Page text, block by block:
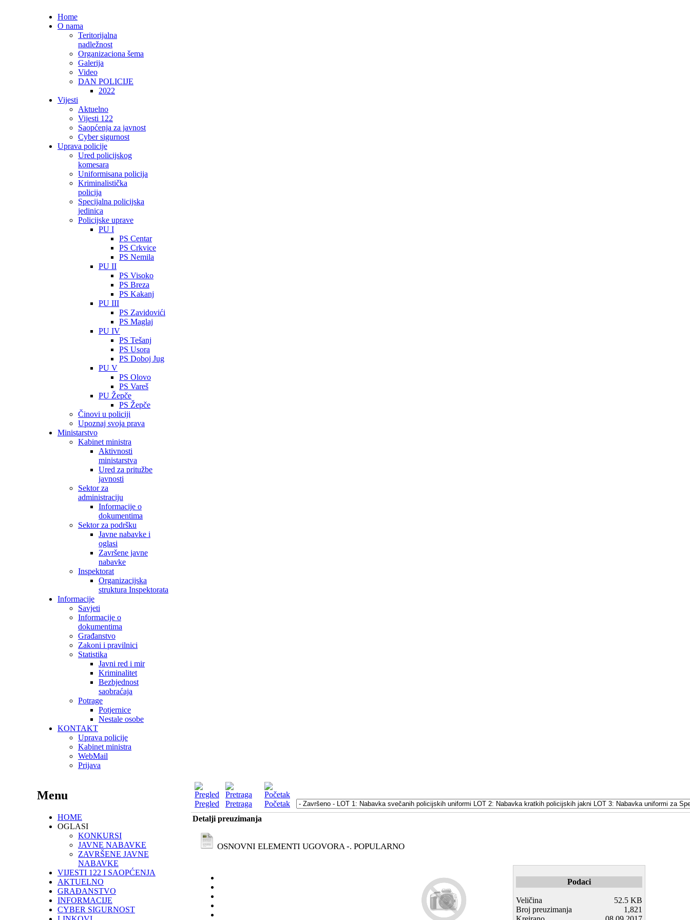
Home
O nama
Teritorijalna
nadležnost
Organizaciona šema
Galerija
Video
DAN POLICIJE
2022
Vijesti
Aktuelno
Vijesti 122
Saopćenja za javnost
Cyber sigurnost
Uprava policije
Ured policijskog
komesara
Uniformisana policija
Kriminalistička
policija
Specijalna policijska
jedinica
Policijske uprave
PU I
PS Centar
PS Crkvice
PS Nemila
PU II
PS Visoko
PS Breza
PS Kakanj
PU III
PS Zavidovići
PS Maglaj
PU IV
PS Tešanj
PS Usora
PS Doboj Jug
PU V
PS Olovo
PS Vareš
PU Žepče
PS Žepče
Činovi u policiji
Upoznaj svoja prava
Ministarstvo
Kabinet ministra
Aktivnosti
ministarstva
Ured za pritužbe
javnosti
Sektor za
administraciju
Informacije o
dokumentima
Sektor za podršku
Javne nabavke i
oglasi
Završene javne
nabavke
Inspektorat
Organizacijska
struktura Inspektorata
Informacije
Savjeti
Informacije o
dokumentima
Građanstvo
Zakoni i pravilnici
Statistika
Javni red i mir
Kriminalitet
Bezbjednost
saobraćaja
Potrage
Potjernice
Nestale osobe
KONTAKT
Uprava policije
Kabinet ministra
WebMail
Prijava
Pregled Pretraga
Početak
Detalji preuzimanja
OSNOVNI ELEMENTI UGOVORA -. POPULARNO
Podaci
Veličina
52.5 KB
Broj preuzimanja
1,821
Menu
HOME
OGLASI
KONKURSI
JAVNE NABAVKE
ZAVRŠENE JAVNE
NABAVKE
VIJESTI 122 I SAOPĆENJA
AKTUELNO
GRAĐANSTVO
INFORMACIJE
CYBER SIGURNOST